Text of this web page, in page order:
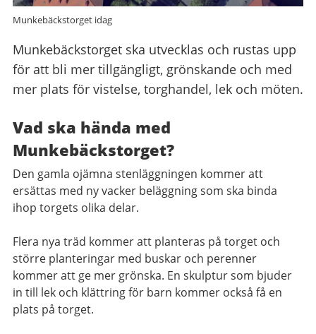
Munkebäckstorget idag
Munkebäckstorget ska utvecklas och rustas upp
för att bli mer tillgängligt, grönskande och med
mer plats för vistelse, torghandel, lek och möten.
Vad ska hända med
Munkebäckstorget?
Den gamla ojämna stenläggningen kommer att
ersättas med ny vacker beläggning som ska binda
ihop torgets olika delar.
Flera nya träd kommer att planteras på torget och
större planteringar med buskar och perenner
kommer att ge mer grönska. En skulptur som bjuder
in till lek och klättring för barn kommer också få en
plats på torget.